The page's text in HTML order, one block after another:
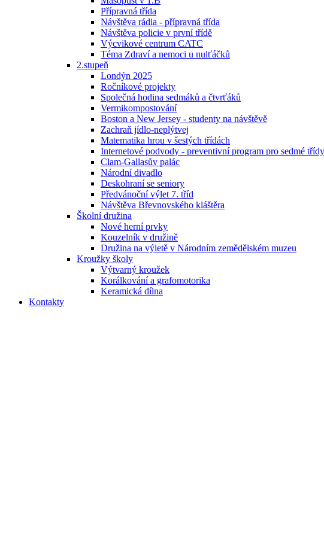
Přípravná třída
Návštěva rádia - přípravná třída
Návštěva policie v první třídě
Výcvikové centrum CATC
Téma Zdraví a nemoci u nulťáčků
2.stupeň
Londýn 2025
Ročníkové projekty
Společná hodina sedmáků a čtvrťáků
Vermikompostování
Boston a New Jersey - studenty na návštěvě
Zachraň jídlo-neplýtvej
Matematika hrou v šestých třídách
Internetové podvody - preventivní program pro sedmé třídy
Clam-Gallasův palác
Národní divadlo
Deskohraní se seniory
Předvánoční výlet 7. tříd
Návštěva Břevnovského kláštěra
Školní družina
Nové herní prvky
Kouzelník v družině
Družina na výletě v Národním zemědělském muzeu
Kroužky školy
Výtvarný kroužek
Korálkování a grafomotorika
Keramická dílna
Kontakty